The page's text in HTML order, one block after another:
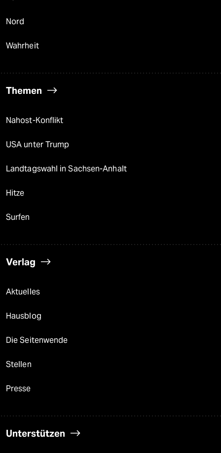
Nord
Wahrheit
Themen
Nahost-Konflikt
USA unter Trump
Landtagswahl in Sachsen-Anhalt
Hitze
Surfen
Verlag
Aktuelles
Hausblog
Die Seitenwende
Stellen
Presse
Unterstützen